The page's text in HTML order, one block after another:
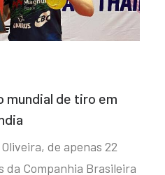
mundial de tiro em
de apenas 22
da Companhia Brasileira